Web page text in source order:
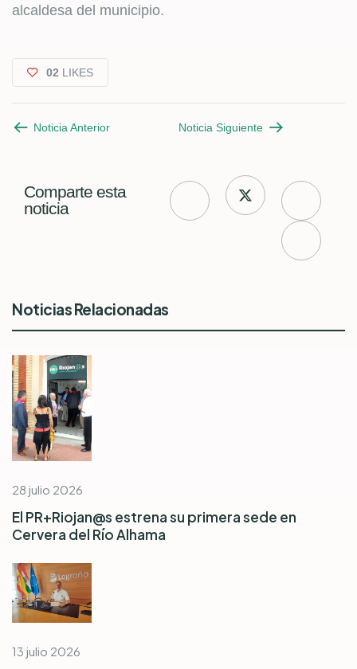
alcaldesa del municipio.
02 LIKES
Noticia Anterior Noticia Siguiente
Comparte esta
noticia
Noticias Relacionadas
28 julio 2026
El PR+Riojan@s estrena su primera sede en
Cervera del Río Alhama
13 julio 2026